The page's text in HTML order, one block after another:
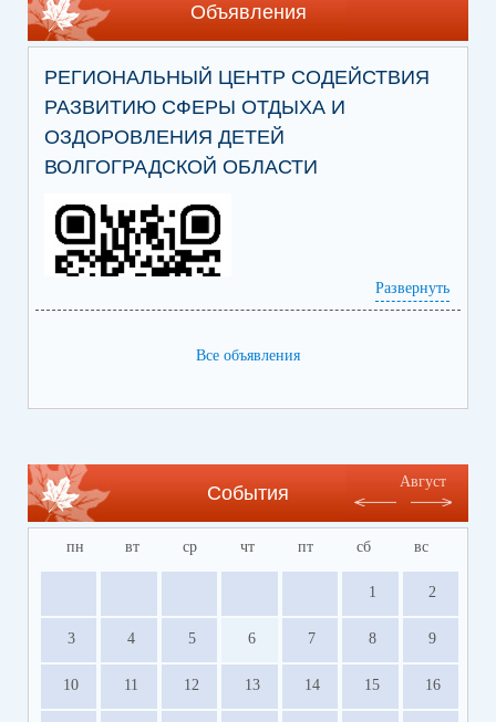
Объявления
РЕГИОНАЛЬНЫЙ ЦЕНТР СОДЕЙСТВИЯ
РАЗВИТИЮ СФЕРЫ ОТДЫХА И
ОЗДОРОВЛЕНИЯ ДЕТЕЙ
ВОЛГОГРАДСКОЙ ОБЛАСТИ
содействия развитию сферы отдыха и
https://centrleto.ru
Развернуть
Все объявления
События
Август
пн вт ср чт пт сб вс
1 2
3 4 5 6 7 8 9
10 11 12 13 14 15 16